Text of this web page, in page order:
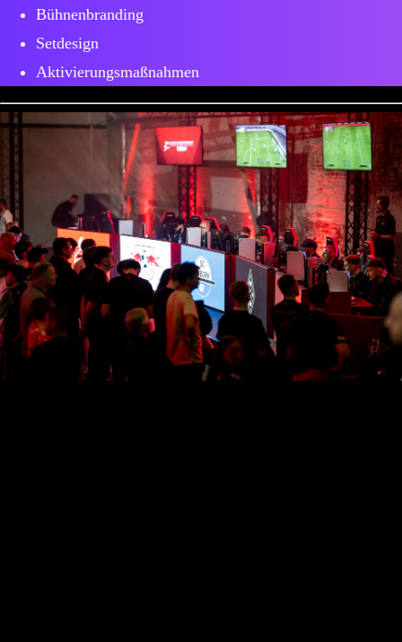
Bühnenbranding
Setdesign
Aktivierungsmaßnahmen